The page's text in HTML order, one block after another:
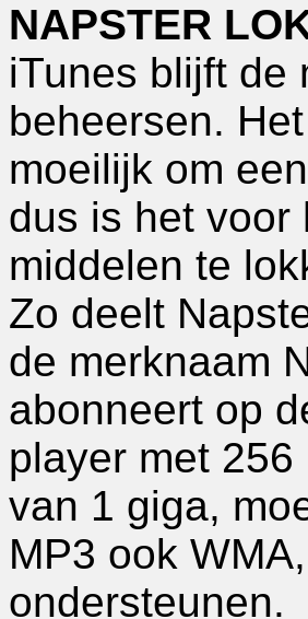
NAPSTER
iTunes blijft de
beheersen.
moeilijk om
dus is het voor
middelen te
Zo deelt
de merknaam
abonneert op
player met
van 1 giga,
MP3 ook
ondersteunen.